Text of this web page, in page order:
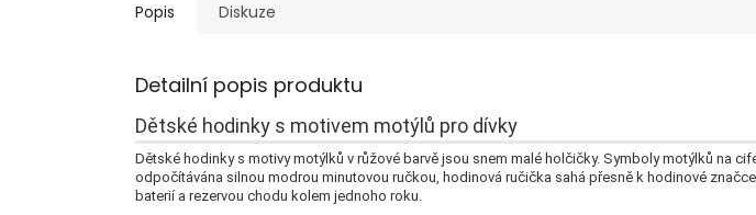
Popis Diskuze
Detailní popis produktu
Dětské hodinky s motivem motýlů pro dívky
Dětské hodinky s motivy motýlků v růžové barvě jsou snem malé holčičky. Symboly motýlků na
odpočítávána silnou modrou minutovou ručkou, hodinová ručička sahá přesně k hodinové
baterií a rezervou chodu kolem jednoho roku.